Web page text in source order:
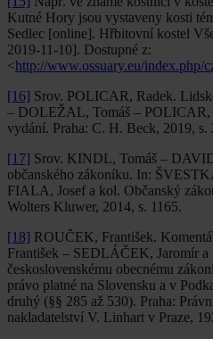
Kutné Hory jsou vystaveny kosti
Sedlec [online]. Hřbitovní kostel
2019-11-10]. Dostupné z:
<http://www.ossuary.eu/index.php/
[16] Srov. POLICAR, Radek.
– DOLEŽAL, Tomáš – POLICAR,
vydání. Praha: C. H. Beck, 2019, s.
[17] Srov. KINDL, Tomáš –
občanského zákoníku. In:
FIALA, Josef a kol. Občanský
Wolters Kluwer, 2014, s. 1165.
[18] ROUČEK, František.
František – SEDLÁČEK, Jaromír a
československému obecnému
právo platné na Slovensku a v
druhý (§§ 285 až 530). Praha:
nakladatelství V. Linhart v Praze,